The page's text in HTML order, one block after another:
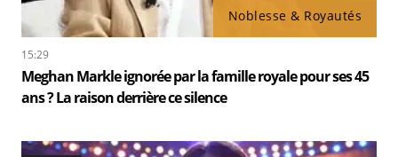
Noblesse & Royautés
15:29
Meghan Markle ignorée par la famille royale pour ses 45
ans ? La raison derrière ce silence